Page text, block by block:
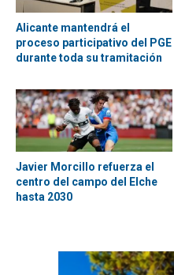
Alicante mantendrá el
proceso participativo del PGE
durante toda su tramitación
Javier Morcillo refuerza el
centro del campo del Elche
hasta 2030